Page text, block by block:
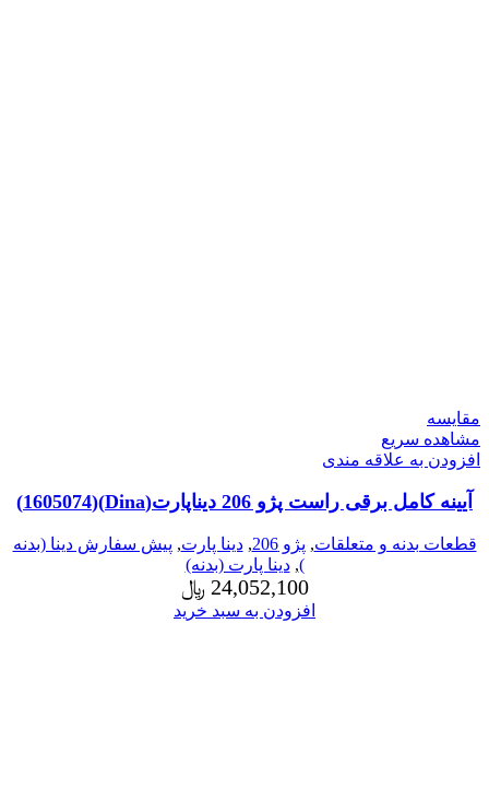
مقایسه
مشاهده سریع
افزودن به علاقه مندی
آیینه کامل برقی راست پژو 206 دیناپارت(Dina)(1605074)
قطعات بدنه و متعلقات, پژو 206 ,دینا پارت, پیش سفارش دینا (بدنه
)
,دینا پارت (بدنه)
24,052,100 ﷼
افزودن به سبد خرید